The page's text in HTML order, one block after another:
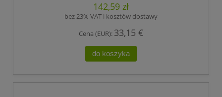
LUMBERG AUTOMATION
142,59 zł
bez 23% VAT i kosztów dostawy
Cena (EUR): 33,15 €
do koszyka